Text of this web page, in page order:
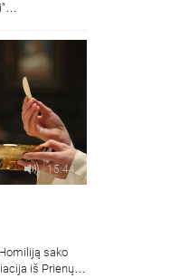
15:44
sako
iš Prienų